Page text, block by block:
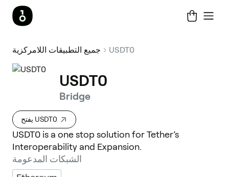
جميع التطبيقات اللامركزية USDT0
USDT0
Bridge
يفتح USDT0
USDT0 is a one stop solution for Tether’s
Interoperability and Expansion.
الشبكات المدعومة